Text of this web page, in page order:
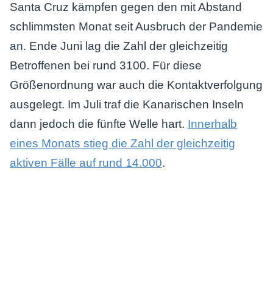
Santa Cruz kämpfen gegen den mit Abstand
schlimmsten Monat seit Ausbruch der Pandemie
an. Ende Juni lag die Zahl der gleichzeitig
Betroffenen bei rund 3100. Für diese
Größenordnung war auch die Kontaktverfolgung
ausgelegt. Im Juli traf die Kanarischen Inseln
dann jedoch die fünfte Welle hart. Innerhalb
eines Monats stieg die Zahl der gleichzeitig
aktiven Fälle auf rund 14.000.